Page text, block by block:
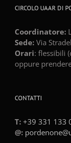
CIRCOLO UAAR DI
Coordinatore:
Sede: Via
Orari: flessibili
oppure
CONTATTI
T: +39 331 133
@: